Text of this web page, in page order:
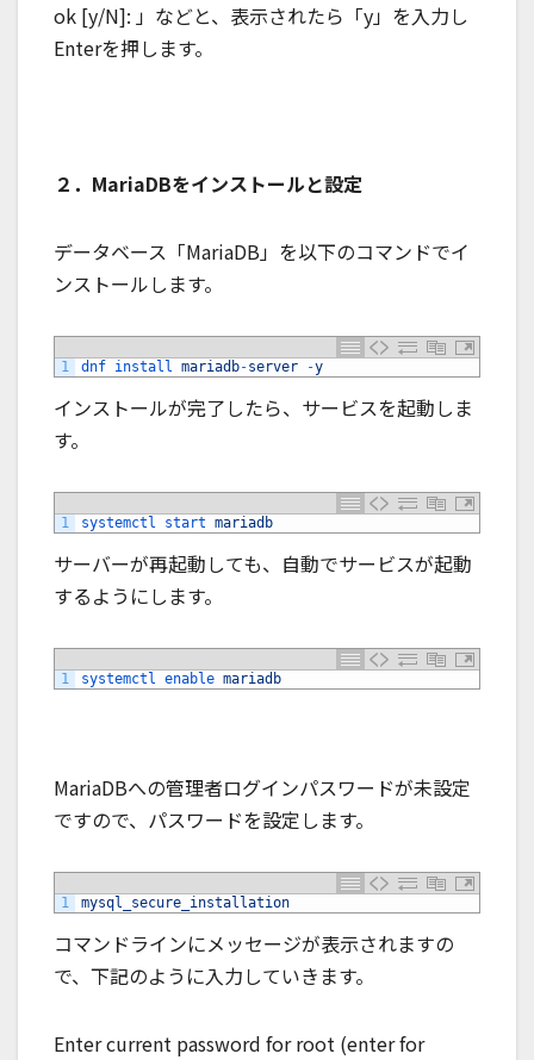
ok [y/N]: 」などと、表示されたら「y」を入力し
Enterを押します。
２．MariaDBをインストールと設定
データベース「MariaDB」を以下のコマンドでイ
ンストールします。
1 dnf install mariadb-server -y
インストールが完了したら、サービスを起動しま
す。
1 systemctl start mariadb
サーバーが再起動しても、自動でサービスが起動
するようにします。
1 systemctl enable mariadb
MariaDBへの管理者ログインパスワードが未設定
ですので、パスワードを設定します。
1 mysql_secure_installation
コマンドラインにメッセージが表示されますの
で、下記のように入力していきます。
Enter current password for root (enter for